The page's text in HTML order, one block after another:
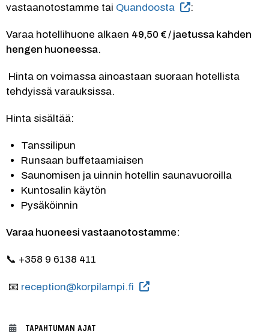
vastaanotostamme tai Quandoosta :
Varaa hotellihuone alkaen 49,50 € / jaetussa kahden
hengen huoneessa.
tehdyissä varauksissa.
Hinta sisältää:
Tanssilipun
Runsaan buffetaamiaisen
Saunomisen ja uinnin hotellin saunavuoroilla
Kuntosalin käytön
Pysäköinnin
Varaa huoneesi vastaanotostamme:
📞 +358 9 6138 411
📧 reception@korpilampi.fi
TAPAHTUMAN AJAT